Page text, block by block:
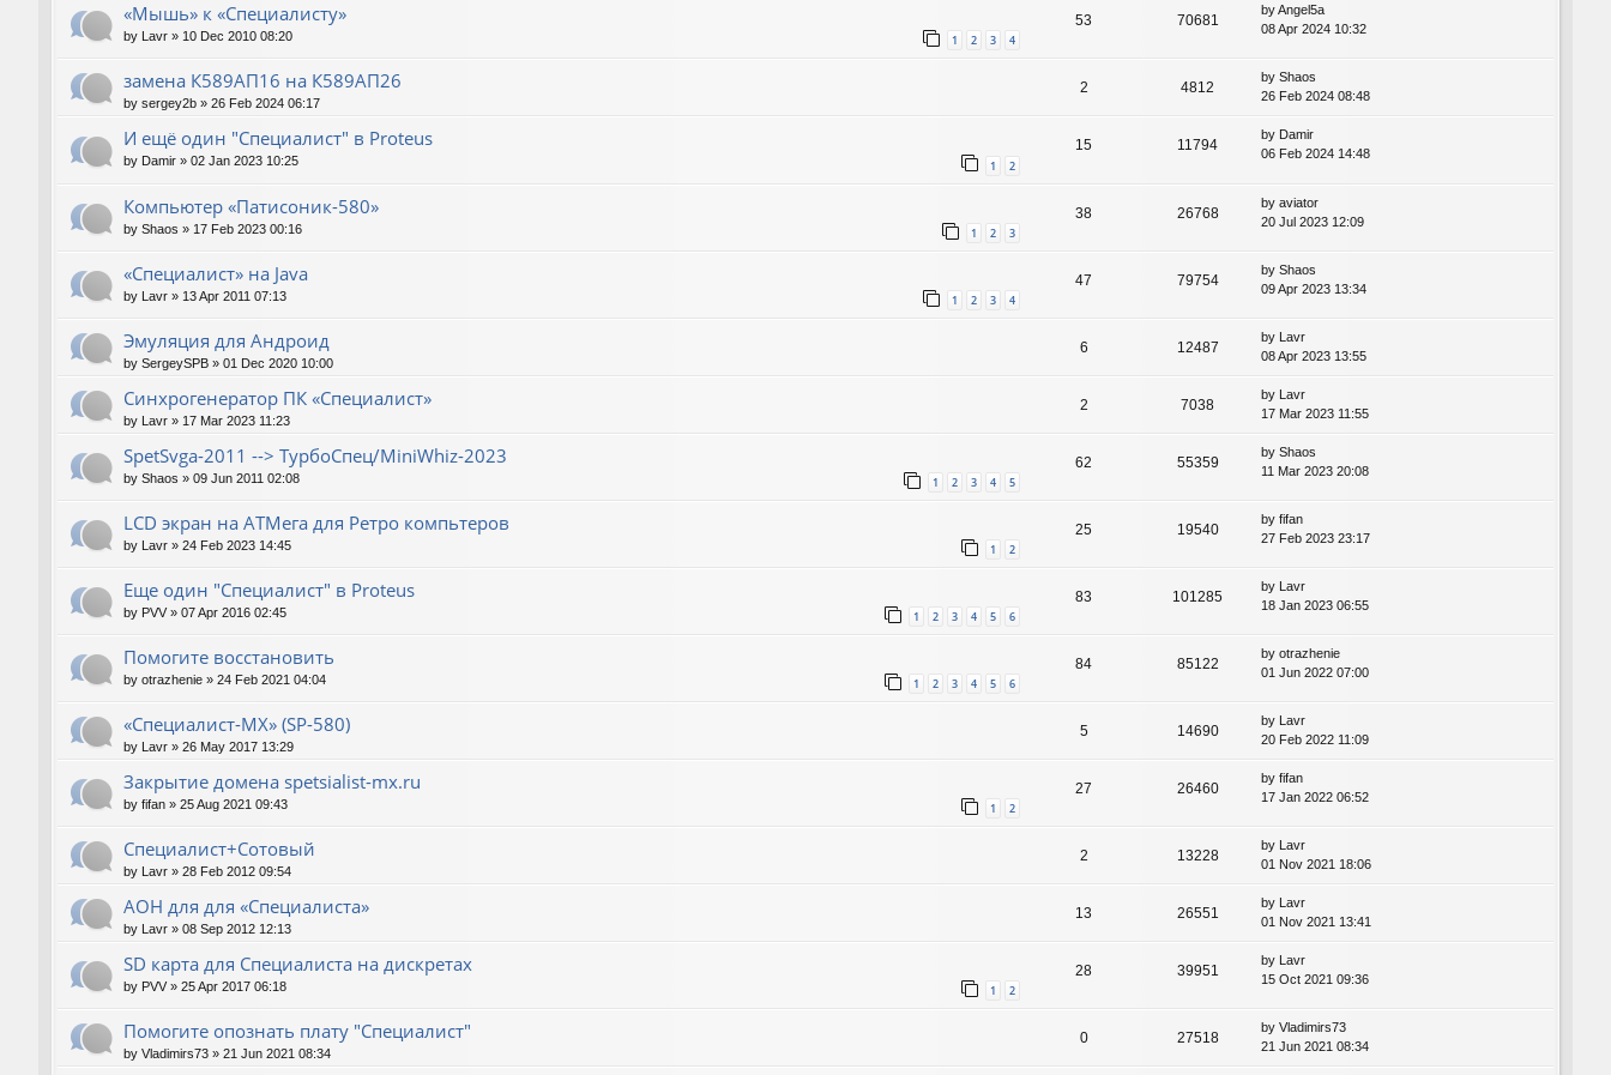
«Мышь» к «Специалисту»
by Lavr » 10 Dec 2010 08:20 1 2 3 4
53 70681
byAngel5a
08 Apr 2024 10:32
замена К589АП16 на К589АП26
by sergey2b » 26 Feb 2024 06:17
2 4812
by Shaos
26 Feb 2024 08:48
И ещё один "Специалист" в Proteus
by Damir » 02 Jan 2023 10:25 1 2
15 11794
by Damir
06 Feb 2024 14:48
Компьютер «Патисоник-580»
by Shaos » 17 Feb 2023 00:16 1 2 3
38 26768
by aviator
20 Jul 2023 12:09
«Специалист» на Java
by Lavr » 13 Apr 2011 07:13 1 2 3 4
47 79754
by Shaos
09 Apr 2023 13:34
Эмуляция для Андроид
by SergeySPB » 01 Dec 2020 10:00
6 12487
by Lavr
08 Apr 2023 13:55
Синхрогенератор ПК «Специалист»
by Lavr » 17 Mar 2023 11:23
2 7038
by Lavr
17 Mar 2023 11:55
SpetSvga-2011 --> ТурбоСпец/MiniWhiz-2023
by Shaos » 09 Jun 2011 02:08 1 2 3 4 5
62 55359
by Shaos
11 Mar 2023 20:08
LCD экран на АТМега для Ретро компьтеров
by Lavr » 24 Feb 2023 14:45 1 2
25 19540
by fifan
27 Feb 2023 23:17
Еще один "Специалист" в Proteus
by PVV » 07 Apr 2016 02:45 1 2 3 4 5 6
83 101285
by Lavr
18 Jan 2023 06:55
Помогите восстановить
by otrazhenie » 24 Feb 2021 04:04 1 2 3 4 5 6
84 85122
by otrazhenie
01 Jun 2022 07:00
«Специалист-МХ» (SP-580)
by Lavr » 26 May 2017 13:29
5 14690
by Lavr
20 Feb 2022 11:09
Закрытие домена spetsialist-mx.ru
by fifan » 25 Aug 2021 09:43 1 2
27 26460
by fifan
17 Jan 2022 06:52
Специалист+Сотовый
by Lavr » 28 Feb 2012 09:54
2 13228
by Lavr
01 Nov 2021 18:06
АОН для для «Специалиста»
by Lavr » 08 Sep 2012 12:13
13 26551
by Lavr
01 Nov 2021 13:41
SD карта для Cпециалиста на дискретах
by PVV » 25 Apr 2017 06:18 1 2
28 39951
by Lavr
15 Oct 2021 09:36
Помогите опознать плату "Специалист"
by Vladimirs73 » 21 Jun 2021 08:34
0 27518
by Vladimirs73
21 Jun 2021 08:34